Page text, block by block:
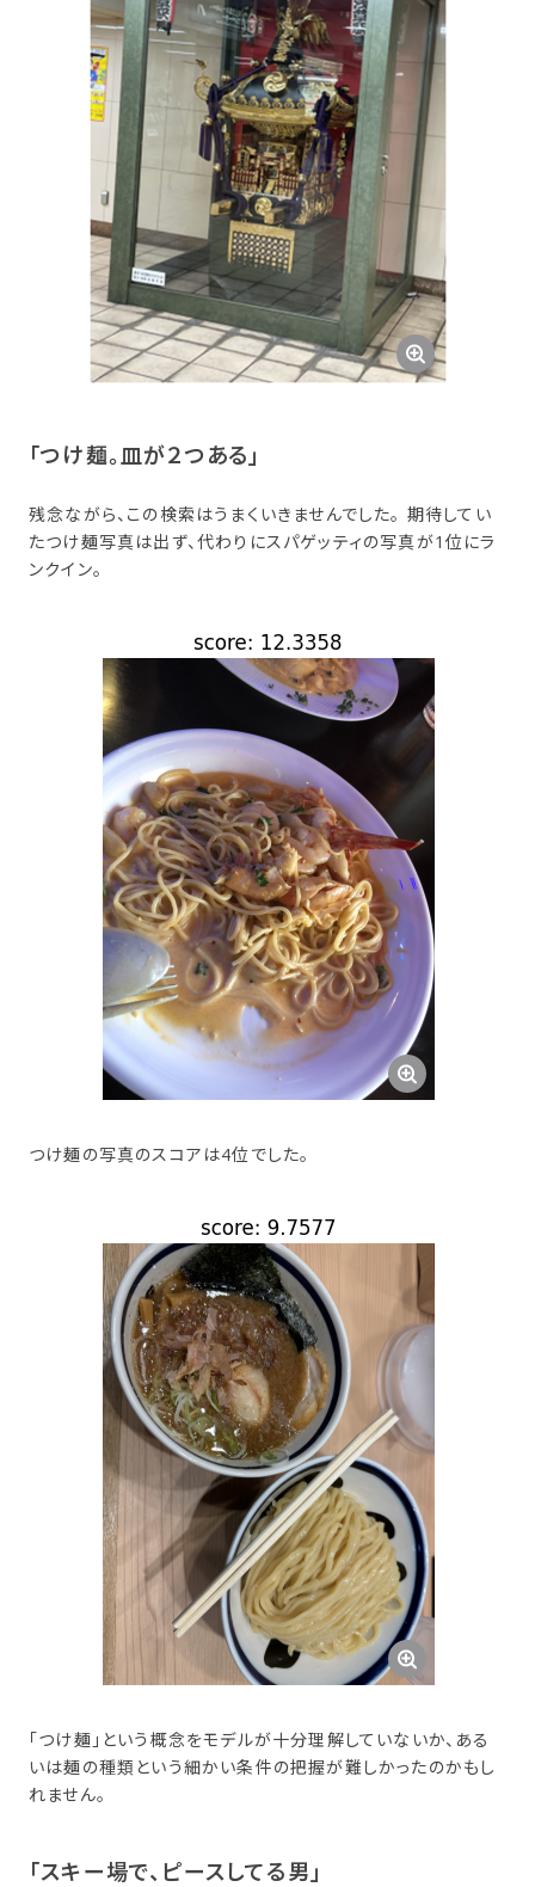
「つけ麺。​皿が​２つある」
残念ながら、この検索はうまくいきませんでした。 期待してい
たつけ麺写真は出ず、代わりにスパゲッティの写真が1位にラ
ンクイン。
つけ麺の写真のスコアは4位でした。
「つけ麺」という概念をモデルが十分理解していないか、ある
いは麺の種類という細かい条件の把握が難しかったのかもし
れません。
「スキー場で、​ピースしてる男」